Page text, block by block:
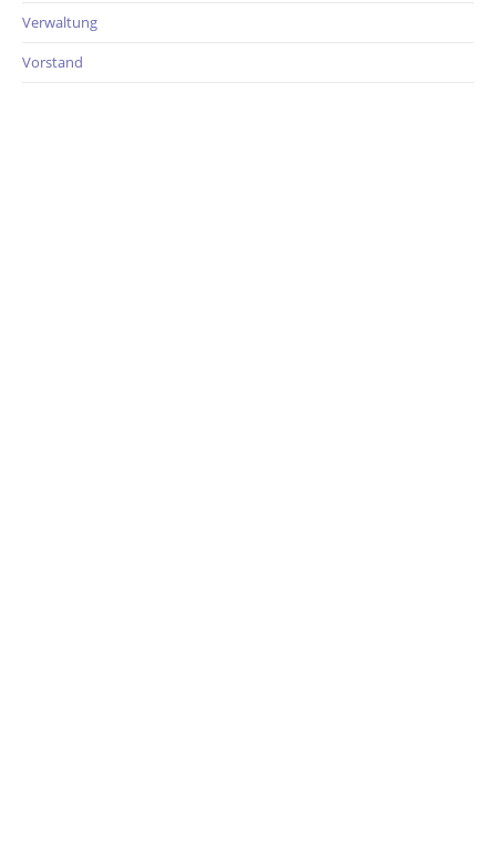
Verwaltung
Vorstand